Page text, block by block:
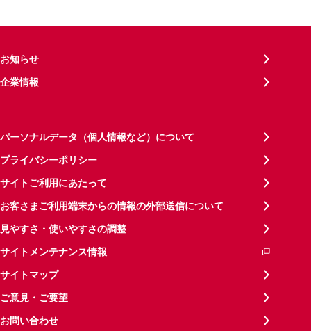
お知らせ
企業情報
パーソナルデータ（個人情報など）について
プライバシーポリシー
サイトご利用にあたって
お客さまご利用端末からの情報の外部送信について
見やすさ・使いやすさの調整
サイトメンテナンス情報
サイトマップ
ご意見・ご要望
お問い合わせ